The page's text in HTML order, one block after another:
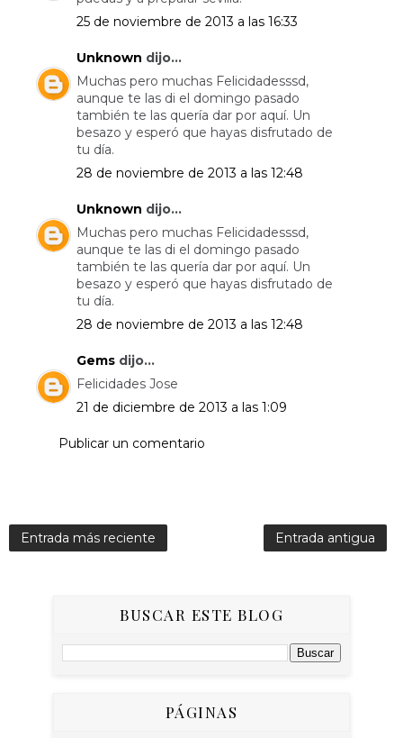
25 de noviembre de 2013 a las 16:33
Unknown dijo...
Muchas pero muchas Felicidadesssd,
aunque te las di el domingo pasado
también te las quería dar por aquí. Un
besazo y esperó que hayas disfrutado de
tu día.
28 de noviembre de 2013 a las 12:48
Unknown dijo...
Muchas pero muchas Felicidadesssd,
aunque te las di el domingo pasado
también te las quería dar por aquí. Un
besazo y esperó que hayas disfrutado de
tu día.
28 de noviembre de 2013 a las 12:48
Gems dijo...
Felicidades Jose
21 de diciembre de 2013 a las 1:09
Publicar un comentario
Entrada más reciente Entrada antigua
BUSCAR ESTE BLOG
PÁGINAS